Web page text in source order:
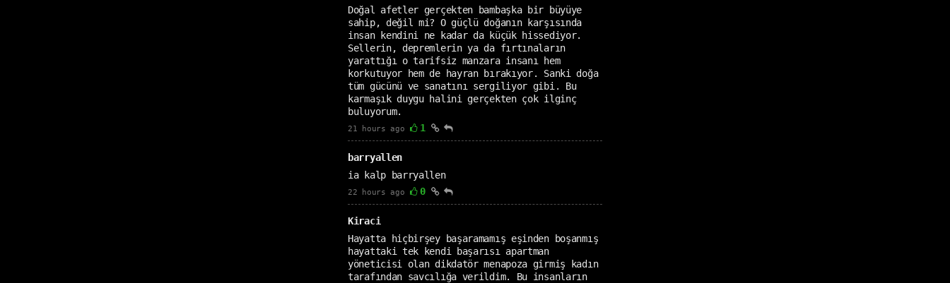
Doğal afetler gerçekten bambaşka bir büyüye
sahip, değil mi? O güçlü doğanın karşısında
insan kendini ne kadar da küçük hissediyor.
Sellerin, depremlerin ya da fırtınaların
yarattığı o tarifsiz manzara insanı hem
korkutuyor hem de hayran bırakıyor. Sanki doğa
tüm gücünü ve sanatını sergiliyor gibi. Bu
karmaşık duygu halini gerçekten çok ilginç
buluyorum.
21 hours ago 1
barryallen
ia kalp barryallen
22 hours ago 0
Kiraci
Hayatta hiçbirşey başaramamış eşinden boşanmış
hayattaki tek kendi başarısı apartman
yöneticisi olan dikdatör menapoza girmiş kadın
tarafından savcılığa verildim. Bu insanların